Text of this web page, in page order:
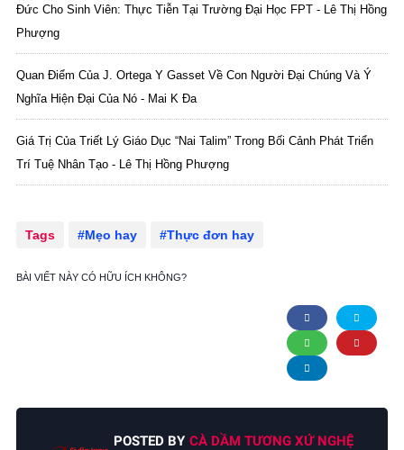
Đức Cho Sinh Viên: Thực Tiễn Tại Trường Đại Học FPT - Lê Thị Hồng
Phượng
Quan Điểm Của J. Ortega Y Gasset Về Con Người Đại Chúng Và Ý
Nghĩa Hiện Đại Của Nó - Mai K Đa
Giá Trị Của Triết Lý Giáo Dục “Nai Talim” Trong Bối Cảnh Phát Triển
Trí Tuệ Nhân Tạo - Lê Thị Hồng Phượng
Tags Mẹo hay Thực đơn hay
BÀI VIẾT NÀY CÓ HỮU ÍCH KHÔNG?
POSTED BY CÀ DẦM TƯƠNG XỨ NGHỆ